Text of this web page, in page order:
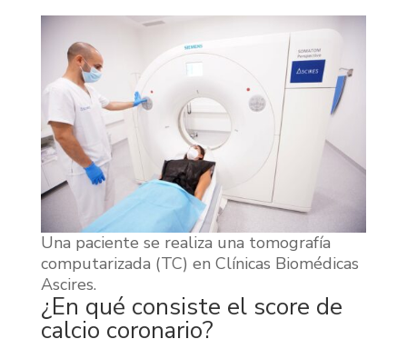
Una paciente se realiza una tomografía
computarizada (TC) en Clínicas Biomédicas
Ascires.
¿En qué consiste el score de
calcio coronario?